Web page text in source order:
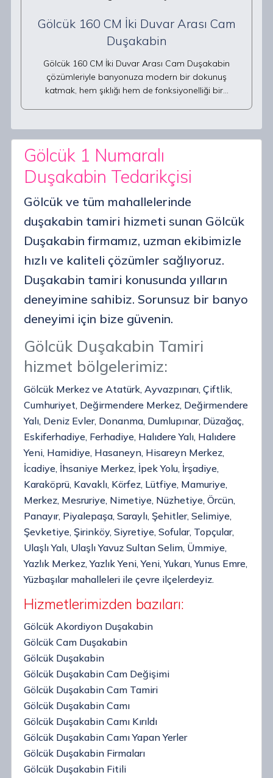
Gölcük 160 CM İki Duvar Arası Cam
Duşakabin
Gölcük 160 CM İki Duvar Arası Cam Duşakabin
çözümleriyle banyonuza modern bir dokunuş
katmak, hem şıklığı hem de fonksiyonelliği bir…
Gölcük 1 Numaralı
Duşakabin Tedarikçisi
Gölcük ve tüm mahallelerinde
duşakabin tamiri hizmeti sunan Gölcük
Duşakabin firmamız, uzman ekibimizle
hızlı ve kaliteli çözümler sağlıyoruz.
Duşakabin tamiri konusunda yılların
deneyimine sahibiz. Sorunsuz bir banyo
deneyimi için bize güvenin.
Gölcük Duşakabin Tamiri
hizmet bölgelerimiz:
Gölcük Merkez ve Atatürk, Ayvazpınarı, Çiftlik,
Cumhuriyet, Değirmendere Merkez, Değirmendere
Yalı, Deniz Evler, Donanma, Dumlupınar, Düzağaç,
Eskiferhadiye, Ferhadiye, Halıdere Yalı, Halıdere
Yeni, Hamidiye, Hasaneyn, Hisareyn Merkez,
İcadiye, İhsaniye Merkez, İpek Yolu, İrşadiye,
Karaköprü, Kavaklı, Körfez, Lütfiye, Mamuriye,
Merkez, Mesruriye, Nimetiye, Nüzhetiye, Örcün,
Panayır, Piyalepaşa, Saraylı, Şehitler, Selimiye,
Şevketiye, Şirinköy, Siyretiye, Sofular, Topçular,
Ulaşlı Yalı, Ulaşlı Yavuz Sultan Selim, Ümmiye,
Yazlık Merkez, Yazlık Yeni, Yeni, Yukarı, Yunus Emre,
Yüzbaşılar mahalleleri ile çevre ilçelerdeyiz.
Hizmetlerimizden bazıları:
Gölcük Akordiyon Duşakabin
Gölcük Cam Duşakabin
Gölcük Duşakabin
Gölcük Duşakabin Cam Değişimi
Gölcük Duşakabin Cam Tamiri
Gölcük Duşakabin Camı
Gölcük Duşakabin Camı Kırıldı
Gölcük Duşakabin Camı Yapan Yerler
Gölcük Duşakabin Firmaları
Gölcük Duşakabin Fitili